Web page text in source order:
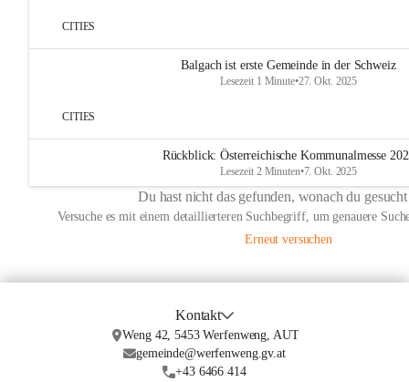
CITIES
Balgach ist erste Gemeinde in der Schweiz
Lesezeit 1 Minute•27. Okt. 2025
CITIES
Rückblick: Österreichische Kommunalmesse
Lesezeit 2 Minuten•7. Okt. 2025
Du hast nicht das gefunden, wonach du gesucht
Versuche es mit einem detaillierteren Suchbegriff, um genauere
Erneut versuchen
Kontakt
Weng 42, 5453 Werfenweng, AUT
gemeinde@werfenweng.gv.at
+43 6466 414